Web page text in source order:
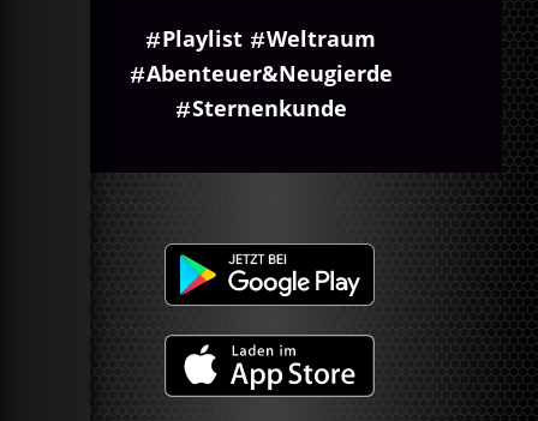
Playlist
Weltraum
Abenteuer&Neugierde
Sternenkunde